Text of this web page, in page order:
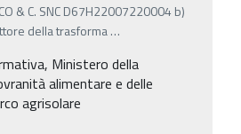
& C. SNC D67H22007220004 b)
della trasforma…
Ministero della
alimentare e delle
agrisolare